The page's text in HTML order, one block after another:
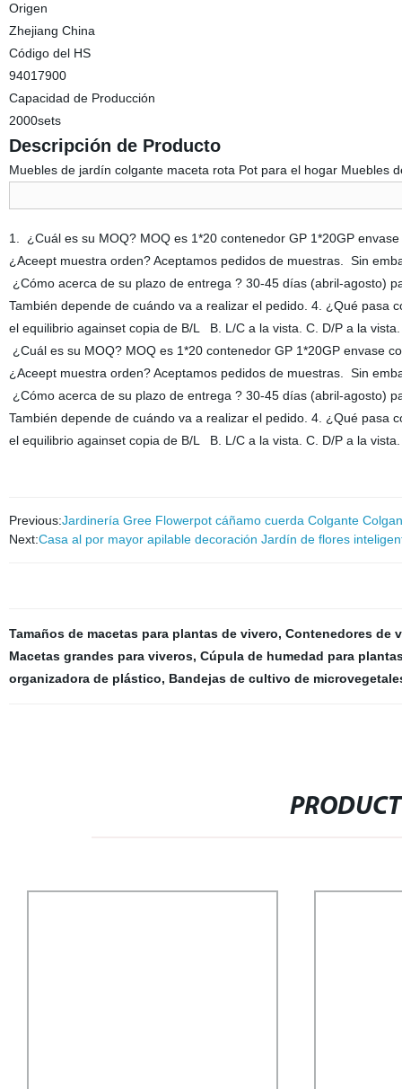
Origen
Zhejiang China
Código del HS
94017900
Capacidad de Producción
2000sets
Descripción de Producto
Muebles de jardín colgante maceta rota Pot para el hogar Muebles
1. ¿Cuál es su MOQ? MOQ es 1*20 contenedor GP 1*20GP
¿Aceept muestra orden? Aceptamos pedidos de muestras. Sin
¿Cómo acerca de su plazo de entrega ? 30-45 días (abril-agosto)
También depende de cuándo va a realizar el pedido. 4. ¿Qué pasa
el equilibrio againset copia de B/L B. L/C a la vista. C. D/P a la
¿Cuál es su MOQ? MOQ es 1*20 contenedor GP 1*20GP envase
¿Aceept muestra orden? Aceptamos pedidos de muestras. Sin
¿Cómo acerca de su plazo de entrega ? 30-45 días (abril-agosto)
También depende de cuándo va a realizar el pedido. 4. ¿Qué pasa
el equilibrio againset copia de B/L B. L/C a la vista. C. D/P a la
Previous:Jardinería Gree Flowerpot cáñamo cuerda Colgante
Next:Casa al por mayor apilable decoración Jardín de flores
Tamaños de macetas para plantas de vivero, Contenedores de
Macetas grandes para viveros, Cúpula de humedad para
organizadora de plástico, Bandejas de cultivo de